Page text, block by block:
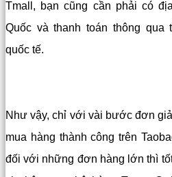
Tmall, bạn cũng cần phải có
Quốc và thanh toán thông qua
quốc tế.
Như vậy, chỉ với vài bước đơn
mua hàng thành công trên
đối với những đơn hàng lớn thì